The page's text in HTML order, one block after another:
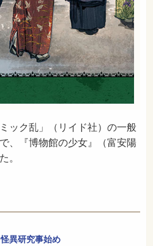
ック乱」（リイド社）の一般
、『博物館の少女』（富安陽
異研究事始め